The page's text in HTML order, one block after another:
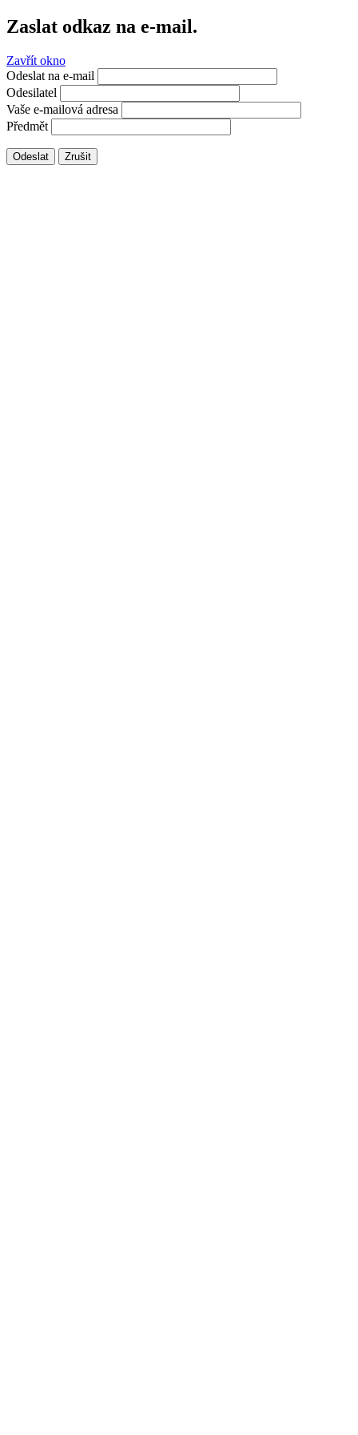
Zaslat odkaz na e-mail.
Zavřít okno
Odeslat na e-mail
Odesilatel
Vaše e-mailová adresa
Předmět
Odeslat Zrušit